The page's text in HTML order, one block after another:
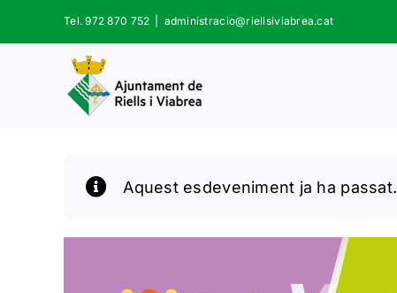
Tel. 972 870 752 administracio@riellsiviabrea.cat
Aquest esdeveniment ja ha passat.